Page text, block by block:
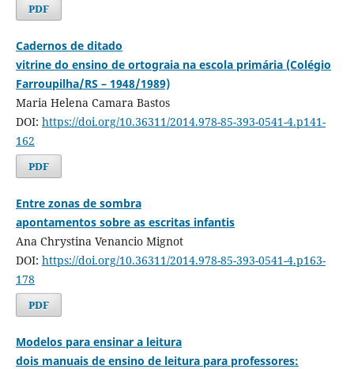
PDF
Cadernos de ditado
vitrine do ensino de ortograia na escola primária (Colégio
Farroupilha/RS – 1948/1989)
Maria Helena Camara Bastos
DOI: https://doi.org/10.36311/2014.978-85-393-0541-4.p141-
162
PDF
Entre zonas de sombra
apontamentos sobre as escritas infantis
Ana Chrystina Venancio Mignot
DOI: https://doi.org/10.36311/2014.978-85-393-0541-4.p163-
178
PDF
Modelos para ensinar a leitura
dois manuais de ensino de leitura para professores: